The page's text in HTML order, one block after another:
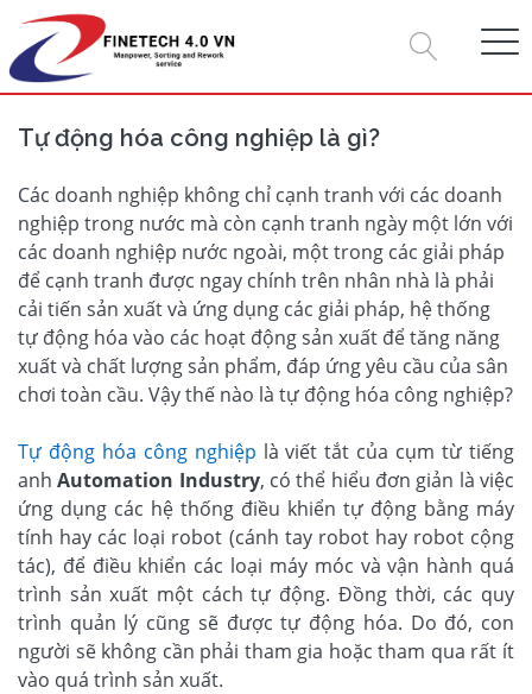
Tự động hóa công nghiệp là gì?
Các doanh nghiệp không chỉ cạnh tranh với các doanh
nghiệp trong nước mà còn cạnh tranh ngày một lớn với
các doanh nghiệp nước ngoài, một trong các giải pháp
để cạnh tranh được ngay chính trên nhân nhà là phải
cải tiến sản xuất và ứng dụng các giải pháp, hệ thống
tự động hóa vào các hoạt động sản xuất để tăng năng
xuất và chất lượng sản phẩm, đáp ứng yêu cầu của sân
chơi toàn cầu. Vậy thế nào là tự động hóa công nghiệp?
Tự động hóa công nghiệp là viết tắt của cụm từ tiếng
anhAutomation Industry, có thể hiểu đơn giản là việc
ứng dụng các hệ thống điều khiển tự động bằng máy
tính hay các loại robot (cánh tay robot hay robot cộng
tác), để điều khiển các loại máy móc và vận hành quá
trình sản xuất một cách tự động. Đồng thời, các quy
trình quản lý cũng sẽ được tự động hóa. Do đó, con
người sẽ không cần phải tham gia hoặc tham qua rất ít
vào quá trình sản xuất.